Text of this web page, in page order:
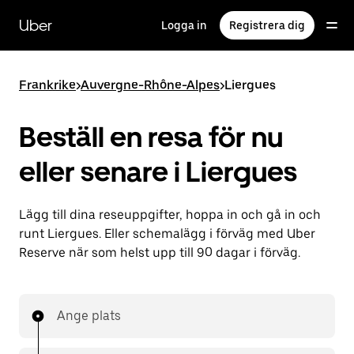
huvudinnehållet
Uber Logga in Registrera dig
Frankrike>Auvergne-Rhône-Alpes>Liergues
Beställ en resa för nu
eller senare i Liergues
Lägg till dina reseuppgifter, hoppa in och gå in och
runt Liergues. Eller schemalägg i förväg med Uber
Reserve när som helst upp till 90 dagar i förväg.
Ange plats